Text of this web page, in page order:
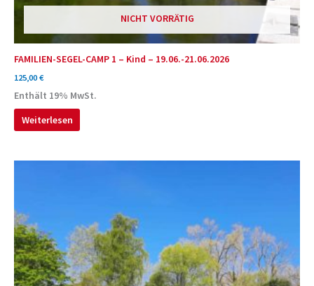
NICHT VORRÄTIG
FAMILIEN-SEGEL-CAMP 1 – Kind – 19.06.-21.06.2026
125,00 €
Enthält 19% MwSt.
Weiterlesen